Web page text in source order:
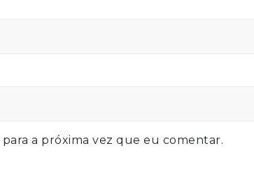
a próxima vez que eu comentar.